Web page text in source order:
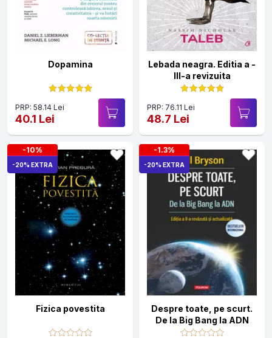
Dopamina
PRP: 58.14 Lei
40.1 Lei
Lebada neagra. Editia a -
III-a revizuita
PRP: 76.11 Lei
48.7 Lei
-10%
-20% EXTRA
Fizica povestita
-1.3%
-20% EXTRA
Despre toate, pe scurt.
De la Big Bang la ADN